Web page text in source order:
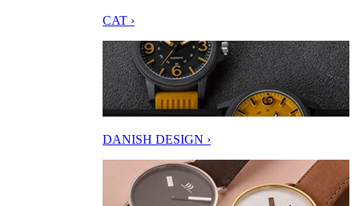
CAT ›
DANISH DESIGN ›